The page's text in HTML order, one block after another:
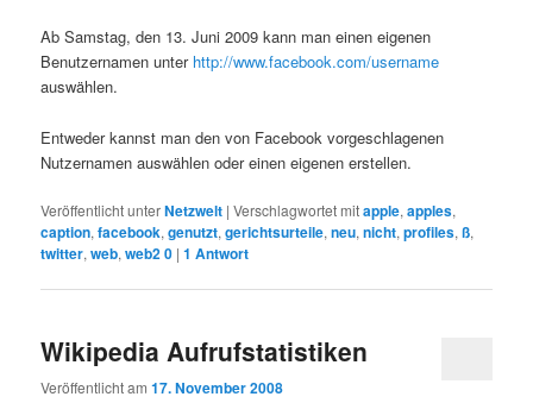
Ab Samstag, den 13. Juni 2009 kann man einen eigenen
Benutzernamen unter http://www.facebook.com/username
auswählen.
Entweder kannst man den von Facebook vorgeschlagenen
Nutzernamen auswählen oder einen eigenen erstellen.
Veröffentlicht unterNetzwelt |Verschlagwortet mitapple,apples,
caption,facebook,genutzt,gerichtsurteile,neu,nicht,profiles,ß,
twitter,web,web2 0 |1 Antwort
Wikipedia Aufrufstatistiken
Veröffentlicht am17. November 2008